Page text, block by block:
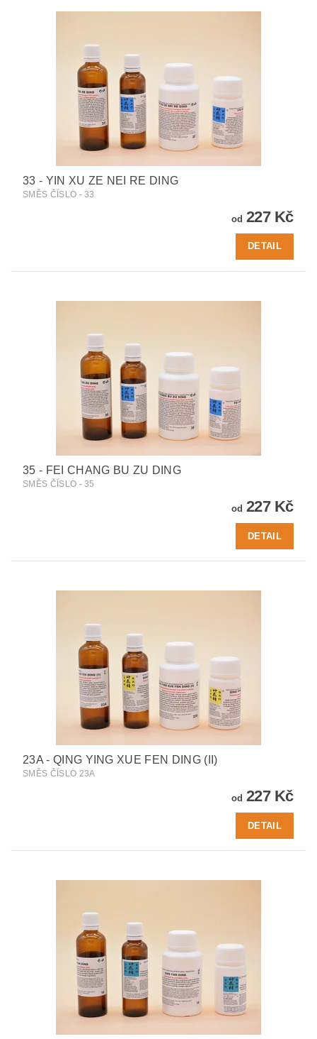
33 - YIN XU ZE NEI RE DING
SMĚS ČÍSLO - 33
od 227 Kč
DETAIL
35 - FEI CHANG BU ZU DING
SMĚS ČÍSLO - 35
od 227 Kč
DETAIL
23A - QING YING XUE FEN DING (II)
SMĚS ČÍSLO 23A
od 227 Kč
DETAIL